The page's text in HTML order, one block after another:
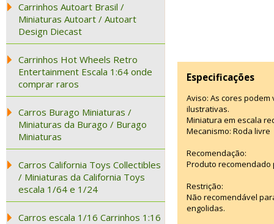
Carrinhos Autoart Brasil /
Miniaturas Autoart / Autoart
Design Diecast
Carrinhos Hot Wheels Retro
Entertainment Escala 1:64 onde
comprar raros
Carros Burago Miniaturas /
Miniaturas da Burago / Burago
Miniaturas
Carros California Toys Collectibles
/ Miniaturas da California Toys
escala 1/64 e 1/24
Carros escala 1/16 Carrinhos 1:16
Especificações
Aviso: As cores
ilustrativas.
Miniatura em escala
Mecanismo: Roda livre
Recomendação:
Produto recomendado
Restrição:
Não recomendável
engolidas.